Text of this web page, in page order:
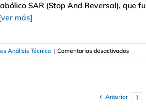
SAR (Stop And Reversal), que
más]
Análisis Técnico | Comentarios desactivadosen
Cómo
Anterior 1